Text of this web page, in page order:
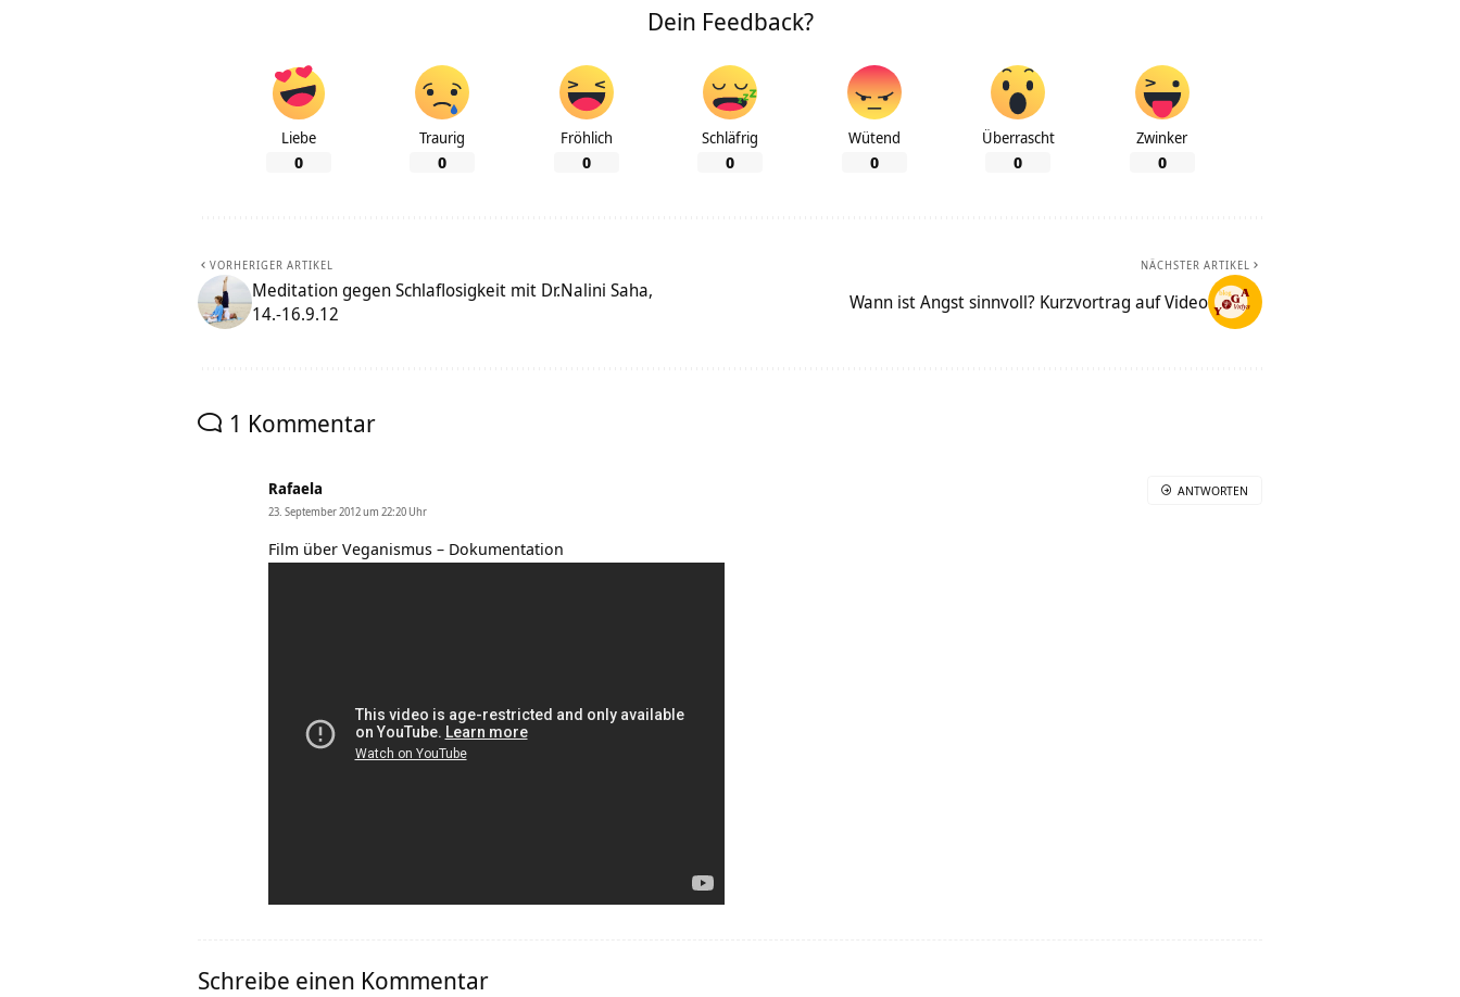
Dein Feedback?
Liebe
0
Traurig
0
Fröhlich
0
Schläfrig
0
Wütend
0
Überrascht
0
Zwinker
0
VORHERIGER ARTIKEL
Meditation gegen Schlaflosigkeit mit Dr.Nalini Saha,
14.-16.9.12
NÄCHSTER ARTIKEL
Wann ist Angst sinnvoll? Kurzvortrag auf Video
1 Kommentar
Rafaela
23. September 2012 um 22:20 Uhr
Film über Veganismus – Dokumentation
ANTWORTEN
Schreibe einen Kommentar